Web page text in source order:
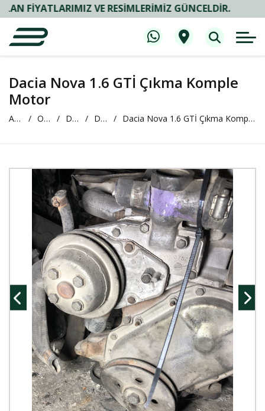
FIYATLARIMIZ VE RESIMLERIMIZ GÜNCELDIR.
Dacia Nova 1.6 GTİ Çıkma Komple
Motor
Anasayfa Oto Çıkma ve Yedek Parça DACİA DACİA Nova Dacia Nova 1.6 GTİ Çıkma Komple Motor